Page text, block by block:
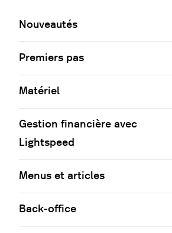
Nouveautés
Premiers pas
Matériel
Gestion financière avec
Lightspeed
Menus et articles
Back-office